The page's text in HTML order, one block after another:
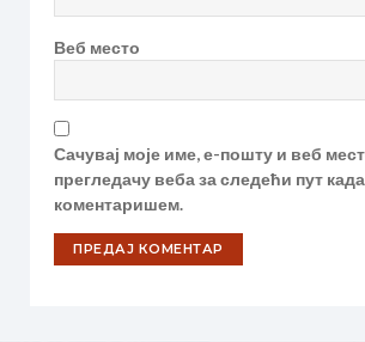
Веб место
Сачувај моје име, е-пошту и веб
прегледачу веба за следећи пут када
коментаришем.